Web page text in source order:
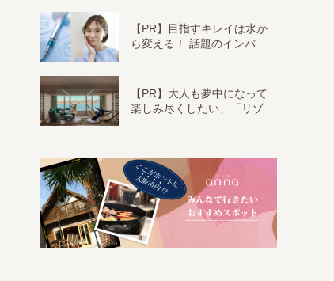
【PR】目指すキレイは水か
ら変える！ 話題のインバ…
【PR】大人も夢中になって
楽しみ尽くしたい、「リゾ…